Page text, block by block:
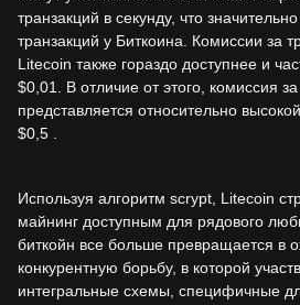
транзакций в секунду, что
транзакций у Биткоина. Комиссии за
Litecoin также гораздо доступнее и
$0,01. В отличие от этого, комиссия
представляется относительно
$0,5 .
Используя алгоритм scrypt, Litecoin
майнинг доступным для рядового
биткойн все больше превращается в
конкурентную борьбу, в которой
интегральные схемы, специфичные